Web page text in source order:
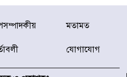
জ্বালানি খাতে অস্থিরতা তৈরির
করছে একটি চক্র : প্রধানমন্ত্রী
চীনে বন্দর বন্ধ
মতামত
যোগাযোগ